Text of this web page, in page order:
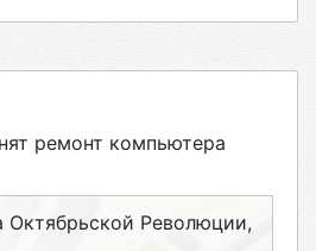
ремонт компьютера
Октябрьской Революции,